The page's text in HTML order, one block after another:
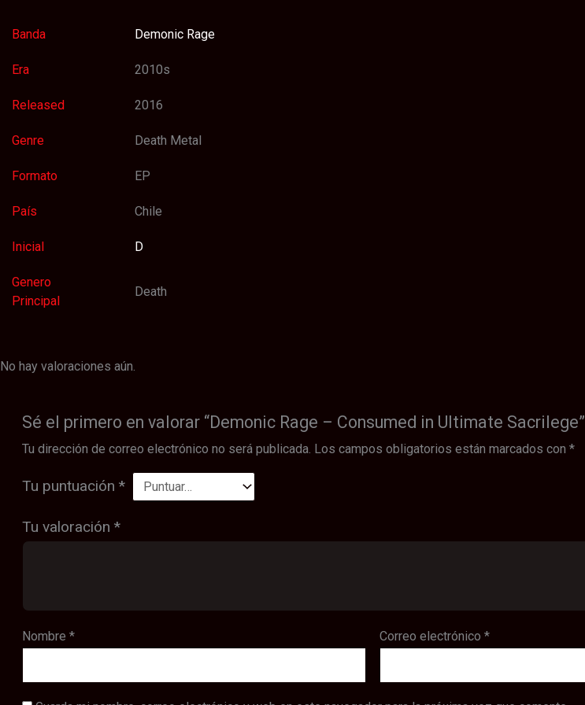
Banda Demonic Rage
Era 2010s
Released 2016
Genre Death Metal
Formato EP
País Chile
Inicial D
Genero
Principal
Death
No hay valoraciones aún.
Sé el primero en valorar “Demonic Rage – Consumed in Ultimate Sacrilege”
Tu dirección de correo electrónico no será publicada. Los campos obligatorios están marcados con *
Tu puntuación *
Tu valoración *
Nombre * Correo electrónico*